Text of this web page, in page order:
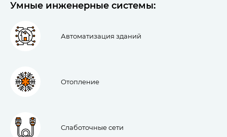
Умные инженерные системы:
Автоматизация зданий
Отопление
Слаботочные сети